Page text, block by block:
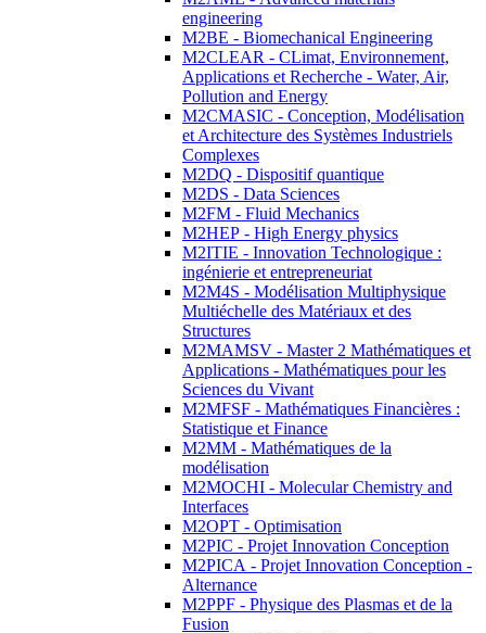
engineering
M2BE - Biomechanical Engineering
M2CLEAR - CLimat, Environnement,
Applications et Recherche - Water, Air,
Pollution and Energy
M2CMASIC - Conception, Modélisation
et Architecture des Systèmes Industriels
Complexes
M2DQ - Dispositif quantique
M2DS - Data Sciences
M2FM - Fluid Mechanics
M2HEP - High Energy physics
M2ITIE - Innovation Technologique :
ingénierie et entrepreneuriat
M2M4S - Modélisation Multiphysique
Multiéchelle des Matériaux et des
Structures
M2MAMSV - Master 2 Mathématiques et
Applications - Mathématiques pour les
Sciences du Vivant
M2MFSF - Mathématiques Financières :
Statistique et Finance
M2MM - Mathématiques de la
modélisation
M2MOCHI - Molecular Chemistry and
Interfaces
M2OPT - Optimisation
M2PIC - Projet Innovation Conception
M2PICA - Projet Innovation Conception -
Alternance
M2PPF - Physique des Plasmas et de la
Fusion